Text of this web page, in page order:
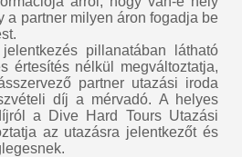
a partner milyen áron fogadja be
pillanatában látható
értesítés nélkül megváltoztatja,
partner utazási iroda
díj a mérvadó. A helyes
a Dive Hard Tours Utazási
az utazásra jelentkezőt és